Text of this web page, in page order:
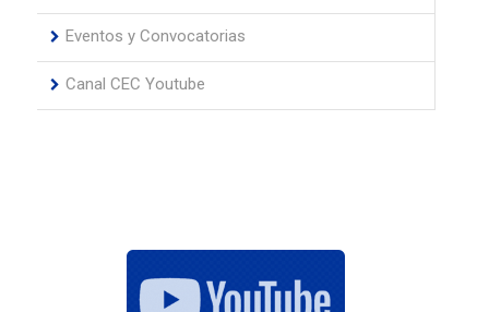
Eventos y Convocatorias
Canal CEC Youtube